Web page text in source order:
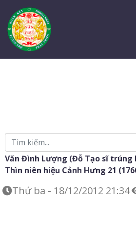
Văn Đình Lượng (Đỗ Tạo sĩ trúng
Thìn niên hiệu Cảnh Hưng 21
Thứ ba - 18/12/2012 21:34